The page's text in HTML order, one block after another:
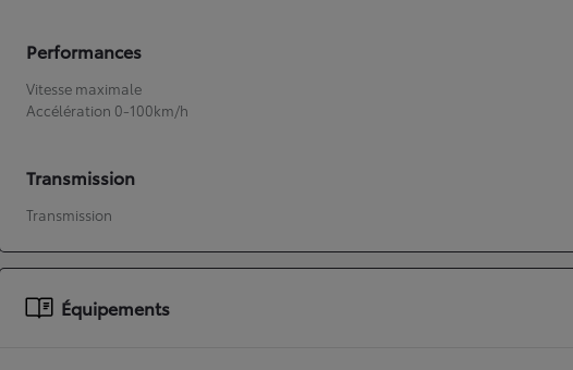
Nouvelle Yaris Cross
Disponible prochainement
Performances
Vitesse maximale
Accélération 0-100km/h
Transmission
Transmission
Équipements